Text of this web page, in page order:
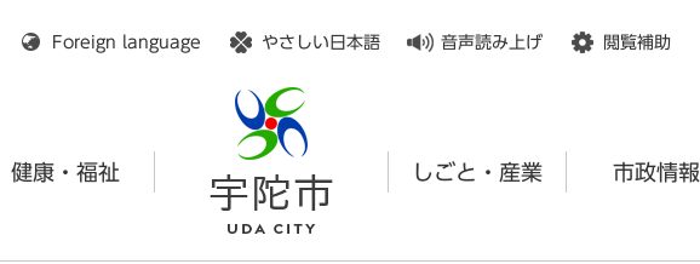
Foreign language
やさしい日本語 音声読み上げ 閲覧補助
健康・福祉 しごと・産業 市政情報